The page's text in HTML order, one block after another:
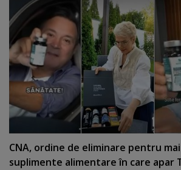
CNA, ordine de eliminare pentru
suplimente alimentare în care apar